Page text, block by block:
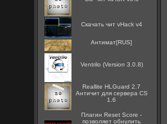
Скачать чит vHack v4
Антимат[RUS]
Ventrilo (Version 3.0.8)
Reallite HLGuard 2.7
Aнтичит для сервера CS
1.6
Плагин Reset Score -
позволяет обнулить